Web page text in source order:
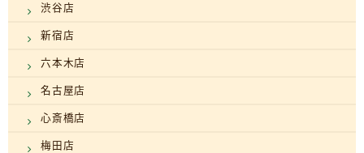
渋谷店
新宿店
六本木店
名古屋店
心斎橋店
梅田店